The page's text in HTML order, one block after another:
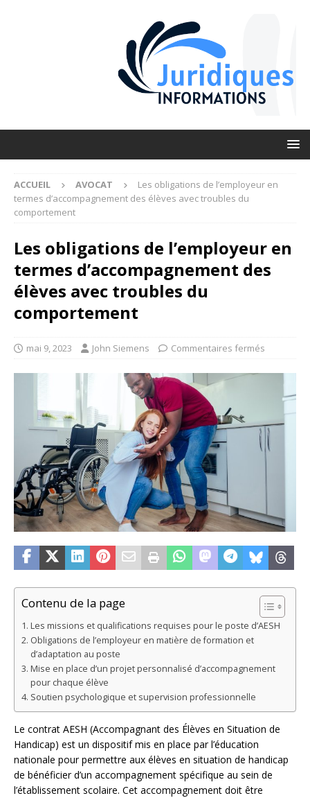
ACCUEIL AVOCAT
Les obligations de l’employeur en
termes d’accompagnement des élèves avec troubles du
comportement
Les obligations de l’employeur en
termes d’accompagnement des
élèves avec troubles du
comportement
mai 9, 2023 John Siemens Commentaires fermés
Contenu de la page
Les missions et qualifications requises pour le poste d’AESH
Obligations de l’employeur en matière de formation et
d’adaptation au poste
Mise en place d’un projet personnalisé d’accompagnement
pour chaque élève
Soutien psychologique et supervision professionnelle
Le contrat AESH (Accompagnant des Élèves en Situation de
Handicap) est un dispositif mis en place par l’éducation
nationale pour permettre aux élèves en situation de handicap
de bénéficier d’un accompagnement spécifique au sein de
l’établissement scolaire. Cet accompagnement doit être